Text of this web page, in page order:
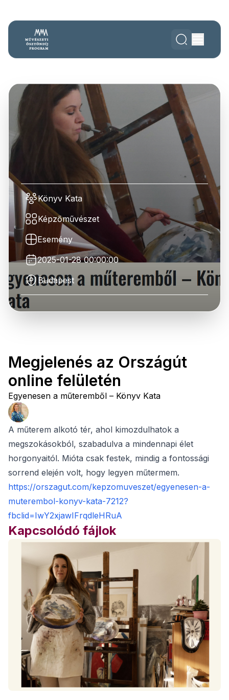
Könyv Kata
Képzőművészet
Esemény
2025-01-28 00:00:00
Budapest
Megjelenés az Országút
online felületén
Egyenesen a műteremből – Könyv Kata
A műterem alkotó tér, ahol kimozdulhatok a
megszokásokból, szabadulva a mindennapi élet
horgonyaitól. Mióta csak festek, mindig a fontossági
sorrend elején volt, hogy legyen műtermem.
https://orszagut.com/kepzomuveszet/egyenesen-a-
muterembol-konyv-kata-7212?
fbclid=IwY2xjawIFrqdleHRuA
Kapcsolódó fájlok